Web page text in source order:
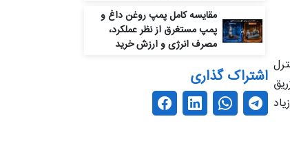
مقایسه کامل پمپ روغن داغ و
پمپ مستغرق از نظر عملکرد،
مصرف انرژی و ارزش خرید
اشتراک گذاری